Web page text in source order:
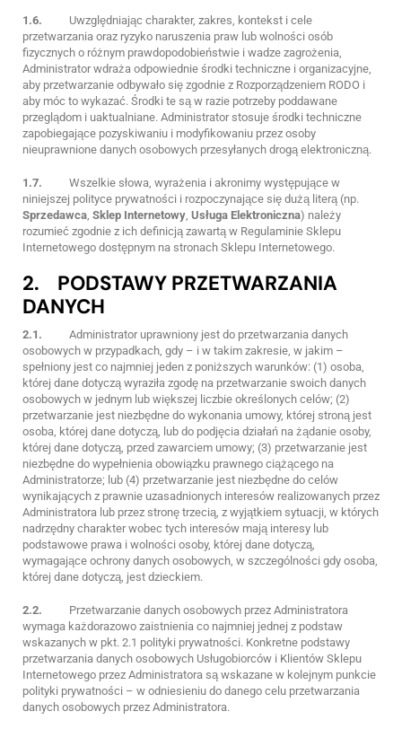
1.6. Uwzględniając charakter, zakres, kontekst i cele
przetwarzania oraz ryzyko naruszenia praw lub wolności osób
fizycznych o różnym prawdopodobieństwie i wadze zagrożenia,
Administrator wdraża odpowiednie środki techniczne i organizacyjne,
aby przetwarzanie odbywało się zgodnie z Rozporządzeniem RODO i
aby móc to wykazać. Środki te są w razie potrzeby poddawane
przeglądom i uaktualniane. Administrator stosuje środki techniczne
zapobiegające pozyskiwaniu i modyfikowaniu przez osoby
nieuprawnione danych osobowych przesyłanych drogą elektroniczną.
1.7. Wszelkie słowa, wyrażenia i akronimy występujące w
niniejszej polityce prywatności i rozpoczynające się dużą literą (np.
Sprzedawca Sklep Internetowy Usługa Elektroniczna) należy
rozumieć zgodnie z ich definicją zawartą w Regulaminie Sklepu
Internetowego dostępnym na stronach Sklepu Internetowego.
2. PODSTAWY PRZETWARZANIA
DANYCH
2.1. Administrator uprawniony jest do przetwarzania danych
osobowych w przypadkach, gdy – i w takim zakresie, w jakim –
spełniony jest co najmniej jeden z poniższych warunków: (1) osoba,
której dane dotyczą wyraziła zgodę na przetwarzanie swoich danych
osobowych w jednym lub większej liczbie określonych celów; (2)
przetwarzanie jest niezbędne do wykonania umowy, której stroną jest
osoba, której dane dotyczą, lub do podjęcia działań na żądanie osoby,
której dane dotyczą, przed zawarciem umowy; (3) przetwarzanie jest
niezbędne do wypełnienia obowiązku prawnego ciążącego na
Administratorze; lub (4) przetwarzanie jest niezbędne do celów
wynikających z prawnie uzasadnionych interesów realizowanych przez
Administratora lub przez stronę trzecią, z wyjątkiem sytuacji, w których
nadrzędny charakter wobec tych interesów mają interesy lub
podstawowe prawa i wolności osoby, której dane dotyczą,
wymagające ochrony danych osobowych, w szczególności gdy osoba,
której dane dotyczą, jest dzieckiem.
2.2. Przetwarzanie danych osobowych przez Administratora
wymaga każdorazowo zaistnienia co najmniej jednej z podstaw
wskazanych w pkt. 2.1 polityki prywatności. Konkretne podstawy
przetwarzania danych osobowych Usługobiorców i Klientów Sklepu
Internetowego przez Administratora są wskazane w kolejnym punkcie
polityki prywatności – w odniesieniu do danego celu przetwarzania
danych osobowych przez Administratora.